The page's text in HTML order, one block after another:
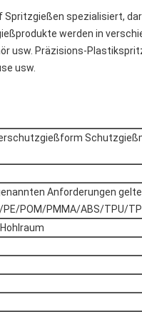
spezialisiert,
werden in
usw. Präzisions-
usw.
Anforderungen
PE/POM/PMMA/ABS/TPU/